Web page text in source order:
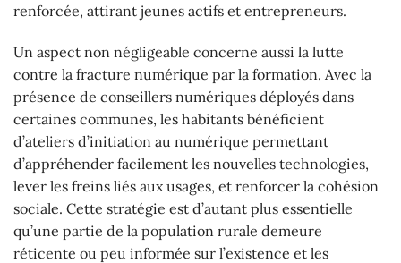
renforcée, attirant jeunes actifs et entrepreneurs.
Un aspect non négligeable concerne aussi la lutte
contre la fracture numérique par la formation. Avec la
présence de conseillers numériques déployés dans
certaines communes, les habitants bénéficient
d’ateliers d’initiation au numérique permettant
d’appréhender facilement les nouvelles technologies,
lever les freins liés aux usages, et renforcer la cohésion
sociale. Cette stratégie est d’autant plus essentielle
qu’une partie de la population rurale demeure
réticente ou peu informée sur l’existence et les